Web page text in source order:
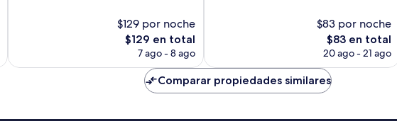
$129 por noche
El
precio
$129 en total
7 ago - 8 ago
$83 por noche
El
precio
es
de
$83 en total
20 ago - 21 ago
Comparar propiedades similares